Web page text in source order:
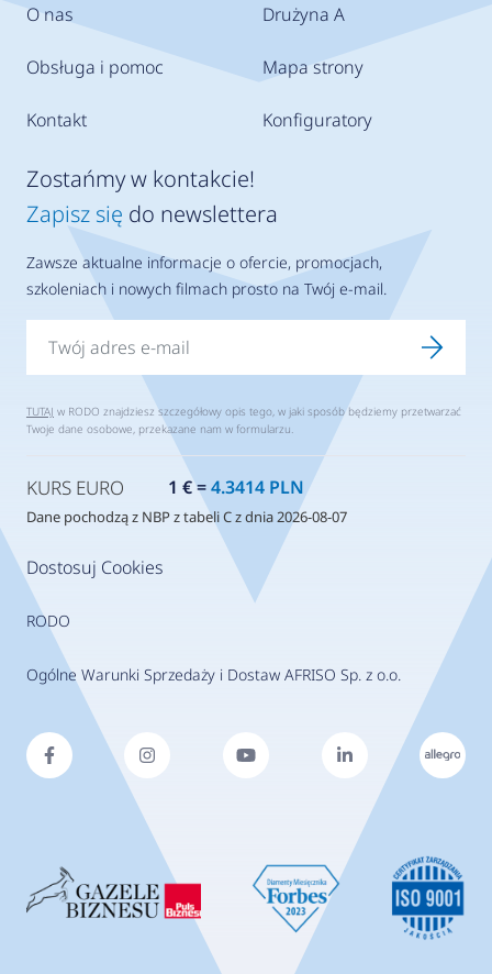
O nas
Obsługa i pomoc
Kontakt
Drużyna A
Mapa strony
Konfiguratory
Dostosuj Cookies
RODO
Ogólne Warunki Sprzedaży i Dostaw AFRISO Sp. z o.o.
Zostańmy w kontakcie!
Zapisz się do newslettera
Zawsze aktualne informacje o ofercie, promocjach,
szkoleniach i nowych filmach prosto na Twój e-mail.
TUTAJ w RODO znajdziesz szczegółowy opis tego, w jaki sposób będziemy przetwarzać
Twoje dane osobowe, przekazane nam w formularzu.
KURS EURO 1 € =4.3414 PLN
Dane pochodzą z NBP z tabeli C z dnia 2026-08-07